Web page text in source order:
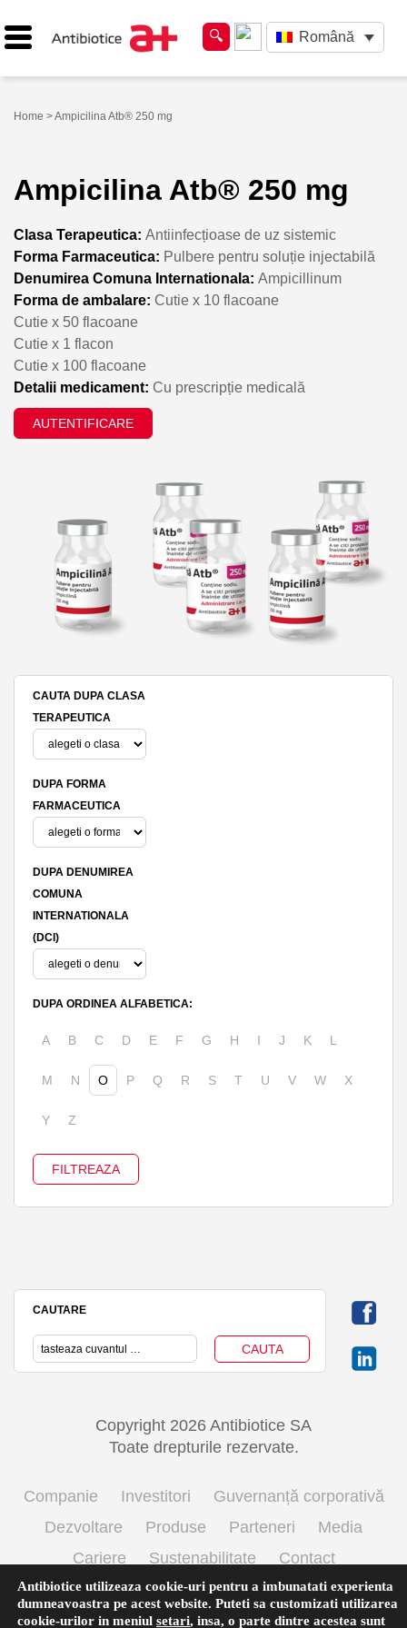
Română
Home > Ampicilina Atb® 250 mg
Ampicilina Atb® 250 mg
Clasa Terapeutica: Antiinfecțioase de uz sistemic
Forma Farmaceutica: Pulbere pentru soluție injectabilă
Denumirea Comuna Internationala: Ampicillinum
Forma de ambalare: Cutie x 10 flacoane
Cutie x 50 flacoane
Cutie x 1 flacon
Cutie x 100 flacoane
Detalii medicament: Cu prescripție medicală
AUTENTIFICARE
CAUTA DUPA CLASA
TERAPEUTICA
DUPA FORMA
FARMACEUTICA
DUPA DENUMIREA
COMUNA
INTERNATIONALA
(DCI)
DUPA ORDINEA ALFABETICA:
A B C D E F G H I J K L
M N O P Q R S T U V W X
Y Z
CAUTARE
Copyright 2026 Antibiotice SA
Toate drepturile rezervate.
Companie Investitori
Guvernanță corporativă
Dezvoltare
Produse Parteneri
Media
Cariere
Sustenabilitate
Contact
Termeni si conditii de utilizare
Politica cookie
Prelucrarea datelor cu caracter personal
Antibiotice utilizeaza cookie-uri pentru a imbunatati experienta
dumneavoastra pe acest website. Puteti sa customizati utilizarea
cookie-urilor in meniul setari, insa, o parte dintre acestea sunt